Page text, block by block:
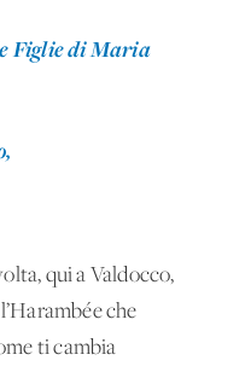
Figlie di Maria
qui a Valdocco,
che
ti cambia